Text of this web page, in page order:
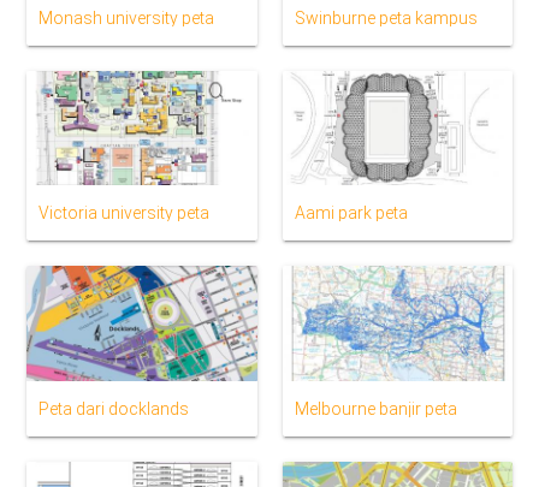
Monash university peta Swinburne peta kampus
Victoria university peta Aami park peta
Peta dari docklands Melbourne banjir peta